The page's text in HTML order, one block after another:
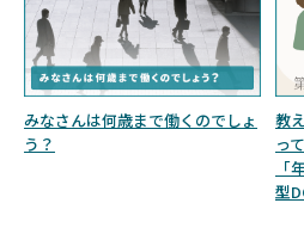
みなさんは何歳まで働くのでしょ
う？
教
っ
「
型